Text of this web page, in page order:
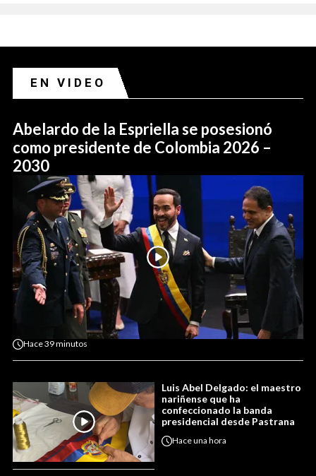
EN VIDEO
Abelardo de la Espriella se posesionó
como presidente de Colombia 2026 –
2030
Hace39 minutos
Luis Abel Delgado: el maestro
nariñense que ha
confeccionado la banda
presidencial desde Pastrana
Haceuna hora